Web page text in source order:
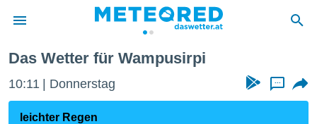
wurde
Das Wetter für Wampusirpi
10:11 Donnerstag ...
leichter Regen